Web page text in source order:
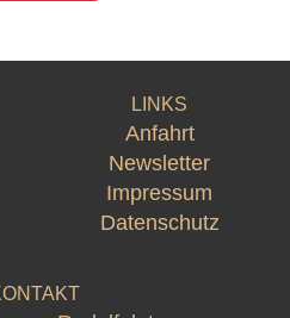
LINKS
Anfahrt
Newsletter
Impressum
Datenschutz